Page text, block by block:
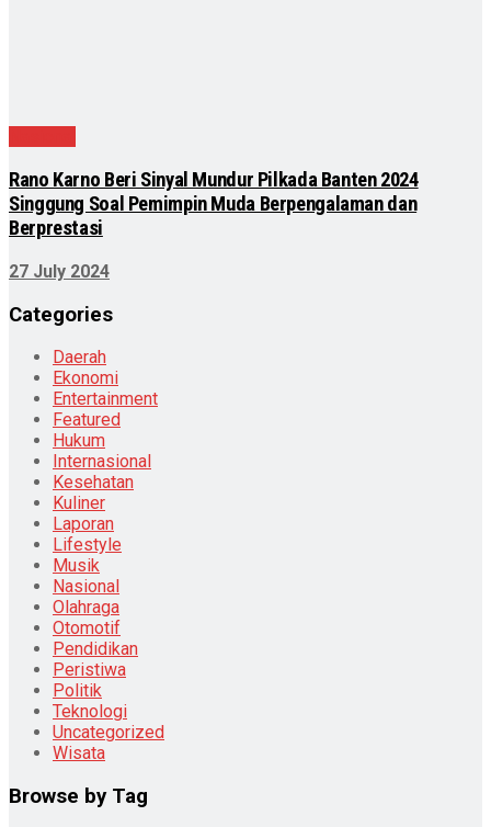
Rano Karno Beri Sinyal Mundur Pilkada Banten 2024
Singgung Soal Pemimpin Muda Berpengalaman dan
Berprestasi
27 July 2024
Categories
Daerah
Ekonomi
Entertainment
Featured
Hukum
Internasional
Kesehatan
Kuliner
Laporan
Lifestyle
Musik
Nasional
Olahraga
Otomotif
Pendidikan
Peristiwa
Politik
Teknologi
Uncategorized
Wisata
Browse by Tag